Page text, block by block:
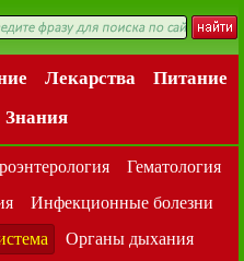
Лекарства
Питание
Знания
Гематология
Инфекционные болезни
Органы дыхания